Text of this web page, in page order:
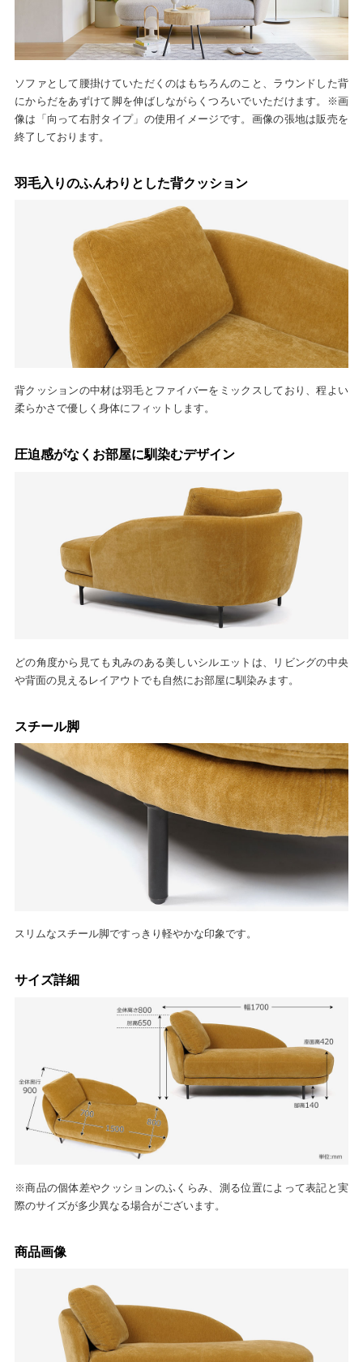
ソファとして腰掛けていただくのはもちろんのこと、ラウンドした背
にからだをあずけて脚を伸ばしながらくつろいでいただけます。※画
像は「向って右肘タイプ」の使用イメージです。画像の張地は販売を
終了しております。
羽毛入りのふんわりとした背クッション
背クッションの中材は羽毛とファイバーをミックスしており、程よい
柔らかさで優しく身体にフィットします。
圧迫感がなくお部屋に馴染むデザイン
どの角度から見ても丸みのある美しいシルエットは、リビングの中央
や背面の見えるレイアウトでも自然にお部屋に馴染みます。
スチール脚
スリムなスチール脚ですっきり軽やかな印象です。
サイズ詳細
※商品の個体差やクッションのふくらみ、測る位置によって表記と実
際のサイズが多少異なる場合がございます。
商品画像